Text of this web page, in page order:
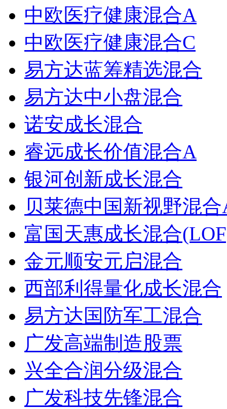
中欧医疗健康混合A
中欧医疗健康混合C
易方达蓝筹精选混合
易方达中小盘混合
诺安成长混合
睿远成长价值混合A
银河创新成长混合
贝莱德中国新视野混
富国天惠成长混合
金元顺安元启混合
西部利得量化成长混合
易方达国防军工混合
广发高端制造股票
兴全合润分级混合
广发科技先锋混合